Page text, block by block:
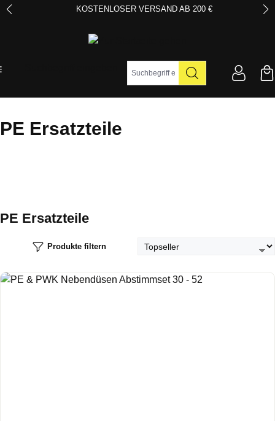
Zum Hauptinhalt springenKOSTENLOSER VERSAND AB 200 €
PE Ersatzteile
PE Ersatzteile
Produkte filtern